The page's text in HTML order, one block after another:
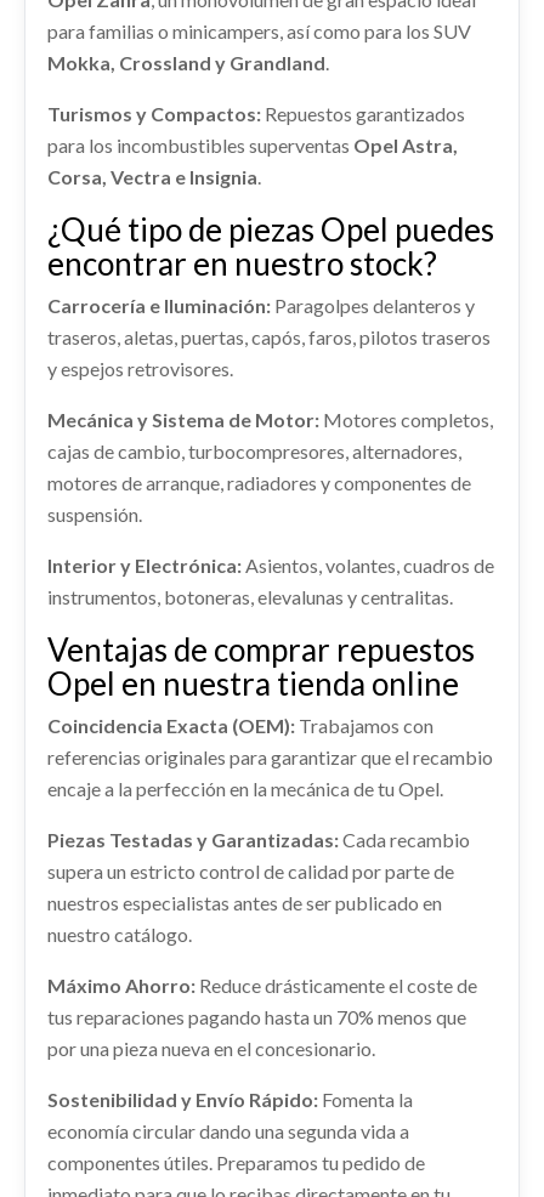
usado.
26,40 € shopping_cart
CERRADURA PUERTA TRASERA
IZQUIERDA 292854 / 9844413080
usado.
OPEL CORSA F (P2JO) 1.2 (68)
26,40 €
ELEVALUNAS DELANTERO DERECHO
MANDO LUCES 39201665
MANDO LUCES 39201665 usado.
OPEL CORSA F (P2JO) 1.2 (68)
Ref: 1937909 OEM: 39201665
15,95 € shopping_cart
PANTALLA MULTIFUNCION 39185456
PANTALLA MULTIFUNCION 39185456 usado.
OPEL CORSA F (P2JO) 1.2 (68)
Ref: 1937920 OEM: 39185456
157,02 €
MANETA INTERIOR TRASERA DERECHA
39198475 / 98201552VV
MANETA INTERIOR TRASERA DERECHA... usado.
OPEL CORSA F (P2JO) 1.2 (68)
Ref: 2083872 OEM:
15,95 € shopping_cart
MANETA INTERIOR TRASERA IZQUIERDA
39198474 / 98201553VV
MANETA INTERIOR TRASERA IZQUIERDA...
usado.
Ref: 2083873 OEM: 39198474 / 98201553VV
15,95 €
para familias o minicampers, así como para los SUV
Mokka, Crossland y Grandland.
Turismos y Compactos: Repuestos garantizados
para los incombustibles superventas Opel Astra,
Corsa, Vectra e Insignia.
¿Qué tipo de piezas Opel puedes
encontrar en nuestro stock?
Carrocería e Iluminación: Paragolpes delanteros y
traseros, aletas, puertas, capós, faros, pilotos traseros
y espejos retrovisores.
Mecánica y Sistema de Motor: Motores completos,
cajas de cambio, turbocompresores, alternadores,
motores de arranque, radiadores y componentes de
suspensión.
Interior y Electrónica:Asientos, volantes, cuadros de
instrumentos, botoneras, elevalunas y centralitas.
Ventajas de comprar repuestos
Opel en nuestra tienda online
Coincidencia Exacta (OEM): Trabajamos con
referencias originales para garantizar que el recambio
encaje a la perfección en la mecánica de tu Opel.
Piezas Testadas y Garantizadas:Cada recambio
supera un estricto control de calidad por parte de
nuestros especialistas antes de ser publicado en
nuestro catálogo.
Máximo Ahorro: Reduce drásticamente el coste de
tus reparaciones pagando hasta un 70% menos que
por una pieza nueva en el concesionario.
Sostenibilidad y Envío Rápido: Fomenta la
economía circular dando una segunda vida a
componentes útiles. Preparamos tu pedido de